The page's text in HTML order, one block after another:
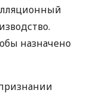
назначено